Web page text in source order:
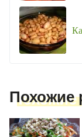
Похожие